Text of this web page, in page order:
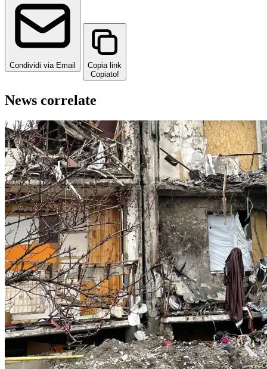
Condividi via Email
Copia link
Copiato!
News correlate